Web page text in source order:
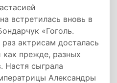
встретилась вновь в
«Гоголь.
актрисам досталась
прежде, разных
Настя сыграла
Александры